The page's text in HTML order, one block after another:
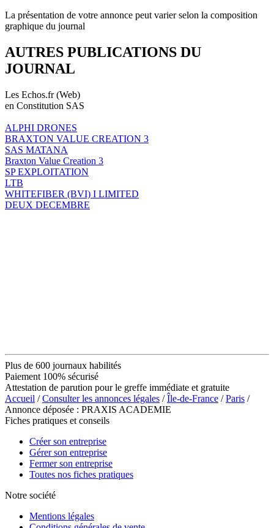
La présentation de votre annonce peut varier selon la composition
graphique du journal
AUTRES PUBLICATIONS DU
JOURNAL
Les Echos.fr (Web)
en Constitution SAS
ALPHI DRONES
BRAXTON VALUE CREATION 3
SAS MATANA
Braxton Value Creation 3
SP EXPLOITATION
LTB
WHITEFIBER (BVI) I LIMITED
DEUX DECEMBRE
Plus de 600 journaux habilités
Paiement 100% sécurisé
Attestation de parution pour le greffe immédiate et gratuite
Accueil /Consulter les annonces légales /Île-de-France /Paris /
Annonce déposée : PRAXIS ACADEMIE
Fiches pratiques et conseils
Créer son entreprise
Gérer son entreprise
Fermer son entreprise
Toutes nos fiches pratiques
Notre société
Mentions légales